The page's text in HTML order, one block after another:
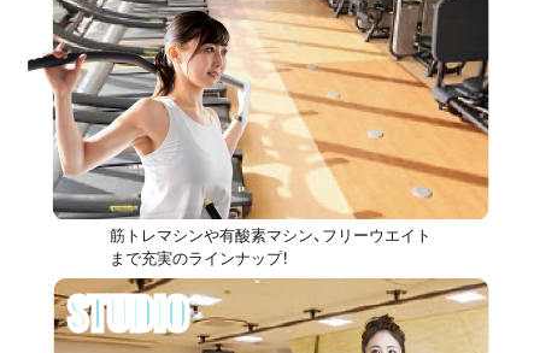
筋トレマシンや有酸素マシン、フリーウエイト
まで充実のラインナップ！
STUDIO